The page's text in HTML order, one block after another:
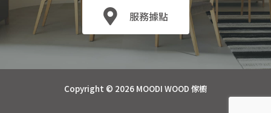
服務據點
Copyright © 2026 MOODI WOOD 傢櫥